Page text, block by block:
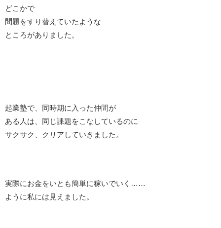
どこかで
問題をすり替えていたような
ところがありました。
起業塾で、同時期に入った仲間が
ある人は、同じ課題をこなしているのに
サクサク、クリアしていきました。
実際にお金をいとも簡単に稼いでいく……
ように私には見えました。